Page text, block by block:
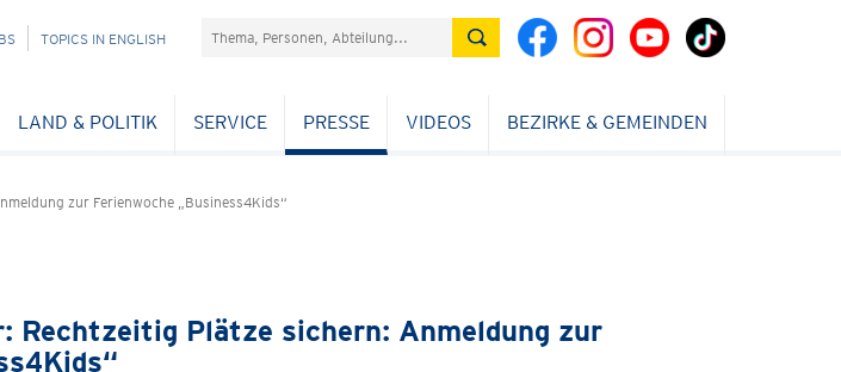
TOPICS IN ENGLISH Suchefeld
LAND & POLITIK SERVICE PRESSE VIDEOS BEZIRKE & GEMEINDEN
zur Ferienwoche „Business4Kids“
Rechtzeitig Plätze sichern: Anmeldung zur